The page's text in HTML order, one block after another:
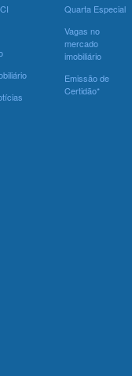
Quarta Especial
Vagas no
mercado
imobiliário
Emissão de
Certidão*